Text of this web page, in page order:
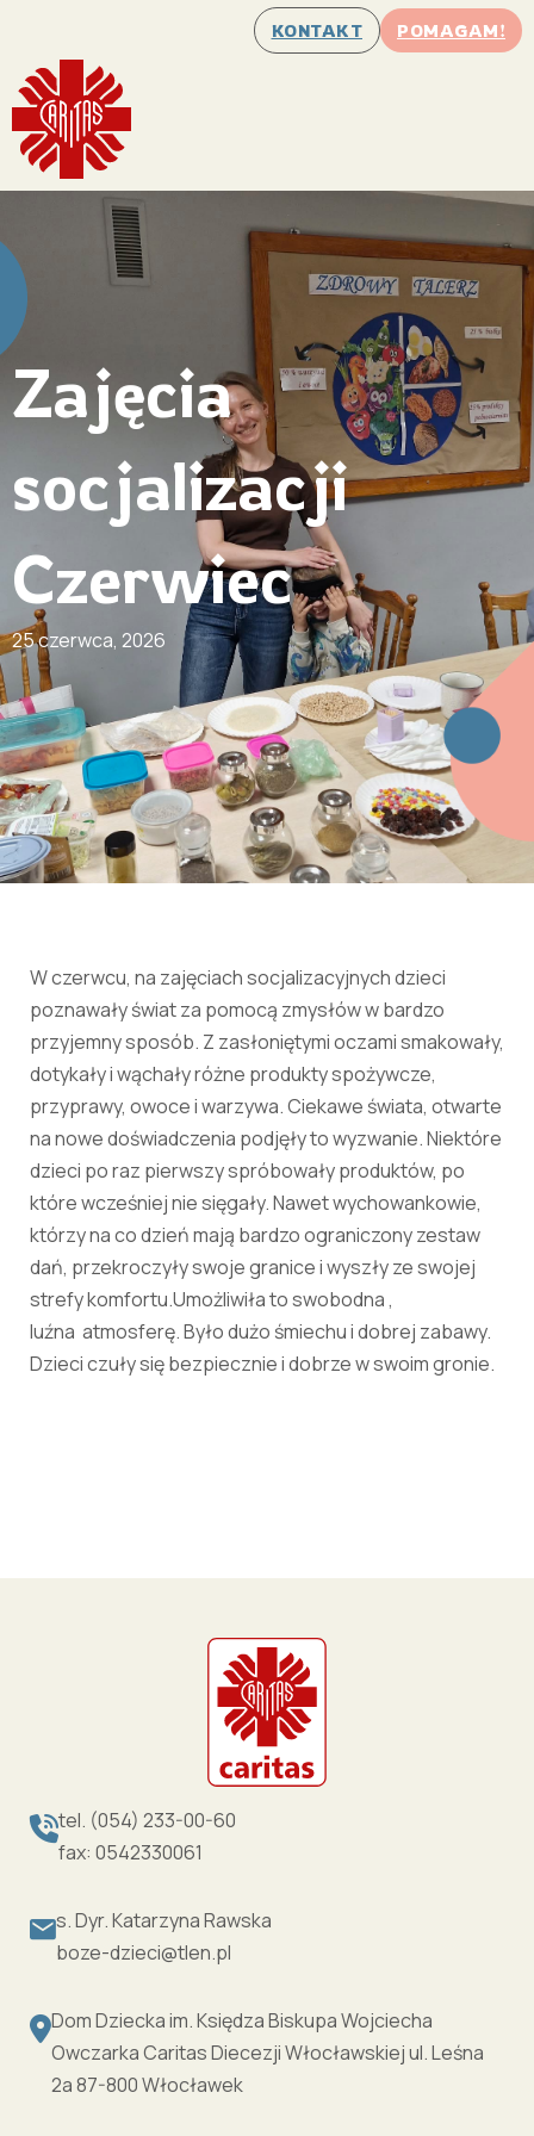
KONTAKT POMAGAM!
Zajęcia
socjalizacji
Czerwiec
25 czerwca, 2026
W czerwcu, na zajęciach socjalizacyjnych dzieci
poznawały świat za pomocą zmysłów w bardzo
przyjemny sposób. Z zasłoniętymi oczami smakowały,
dotykały i wąchały różne produkty spożywcze,
przyprawy, owoce i warzywa. Ciekawe świata, otwarte
na nowe doświadczenia podjęły to wyzwanie. Niektóre
dzieci po raz pierwszy spróbowały produktów, po
które wcześniej nie sięgały. Nawet wychowankowie,
którzy na co dzień mają bardzo ograniczony zestaw
dań, przekroczyły swoje granice i wyszły ze swojej
strefy komfortu.Umożliwiła to swobodna ,
luźna atmosferę. Było dużo śmiechu i dobrej zabawy.
Dzieci czuły się bezpiecznie i dobrze w swoim gronie.
tel. (054) 233-00-60
fax: 0542330061
s. Dyr. Katarzyna Rawska
boze-dzieci@tlen.pl
Dom Dziecka im. Księdza Biskupa Wojciecha
Owczarka Caritas Diecezji Włocławskiej ul. Leśna
2a 87-800 Włocławek